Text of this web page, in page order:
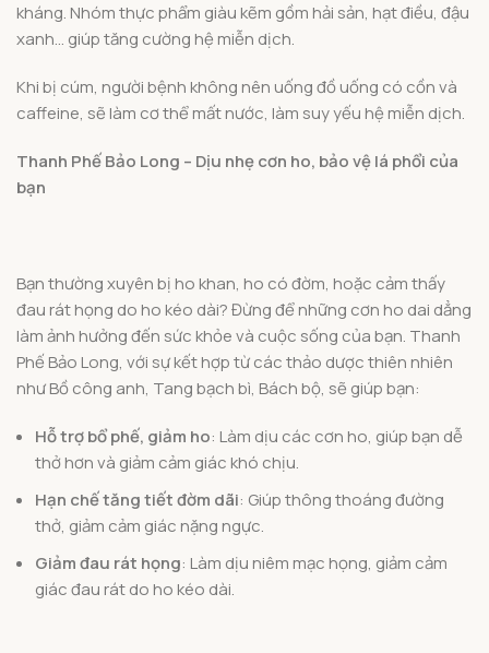
kháng. Nhóm thực phẩm giàu kẽm gồm hải sản, hạt điều, đậu
xanh… giúp tăng cường hệ miễn dịch.
Khi bị cúm, người bệnh không nên uống đồ uống có cồn và
caffeine, sẽ làm cơ thể mất nước, làm suy yếu hệ miễn dịch.
Thanh Phế Bảo Long – Dịu nhẹ cơn ho, bảo vệ lá phổi của
bạn
Bạn thường xuyên bị ho khan, ho có đờm, hoặc cảm thấy
đau rát họng do ho kéo dài? Đừng để những cơn ho dai dẳng
làm ảnh hưởng đến sức khỏe và cuộc sống của bạn. Thanh
Phế Bảo Long, với sự kết hợp từ các thảo dược thiên nhiên
như Bồ công anh, Tang bạch bì, Bách bộ, sẽ giúp bạn:
Hỗ trợ bổ phế, giảm ho: Làm dịu các cơn ho, giúp bạn dễ
thở hơn và giảm cảm giác khó chịu.
Hạn chế tăng tiết đờm dãi: Giúp thông thoáng đường
thở, giảm cảm giác nặng ngực.
Giảm đau rát họng: Làm dịu niêm mạc họng, giảm cảm
giác đau rát do ho kéo dài.